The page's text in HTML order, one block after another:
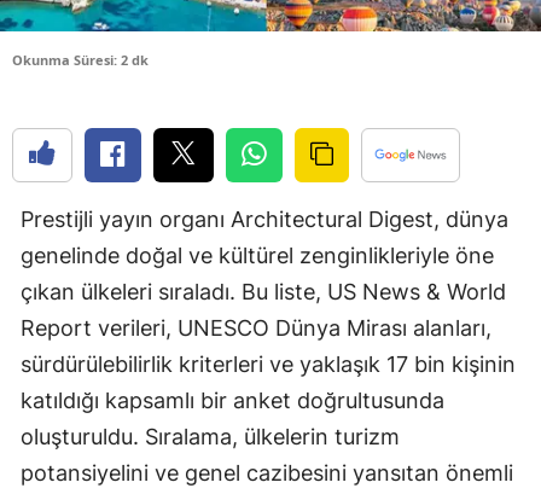
Çanakkale
Çorum
Denizli
Diyarbakır
Edirne
Elazığ
Erzincan
Eskişehir
Okunma Süresi: 2 dk
Prestijli yayın organı Architectural Digest, dünya
genelinde doğal ve kültürel zenginlikleriyle öne
çıkan ülkeleri sıraladı. Bu liste, US News & World
Report verileri, UNESCO Dünya Mirası alanları,
sürdürülebilirlik kriterleri ve yaklaşık 17 bin kişinin
katıldığı kapsamlı bir anket doğrultusunda
oluşturuldu. Sıralama, ülkelerin turizm
potansiyelini ve genel cazibesini yansıtan önemli